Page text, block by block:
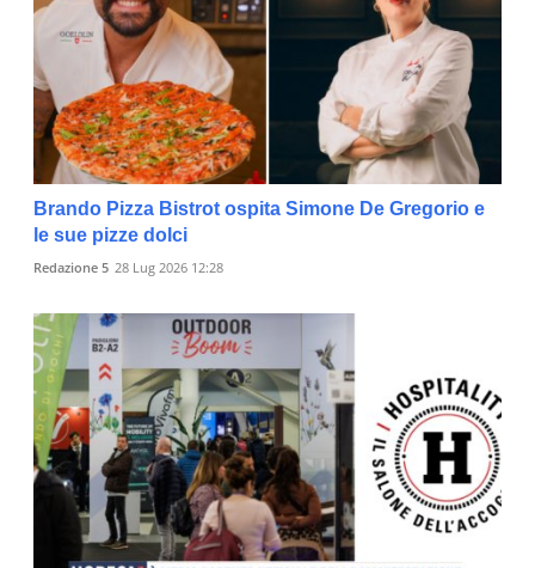
Brando Pizza Bistrot ospita Simone De Gregorio e
le sue pizze dolci
Redazione 5 28 Lug 2026 12:28